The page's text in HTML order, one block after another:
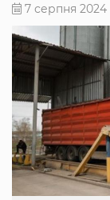
7 серпня 2024